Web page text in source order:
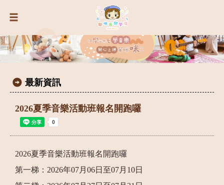
最新資訊
2026夏季音樂活動班報名開跑囉
2026夏季音樂活動班報名開跑囉
第一梯：2026年07月06日至07月10日